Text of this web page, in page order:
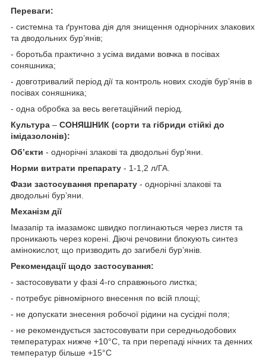
Переваги:
- системна та ґрунтова дія для знищення однорічних злакових
та дводольних бур’янів;
- боротьба практично з усіма видами вовчка в посівах
соняшника;
- довготривалий період дії та контроль нових сходів бур’янів в
посівах соняшника;
- одна обробка за весь вегетаційний період.
Культура – СОНЯШНИК (сорти та гібриди стійкі до
імідазолонів):
Об’єкти - однорічні злакові та дводольні бур’яни.
Норми витрати препарату - 1-1,2 л/ГА.
Фази застосування препарату - однорічні злакові та
дводольні бур’яни.
Механізм дії
Імазапір та імазамокс швидко поглинаються через листя та
проникають через корені. Діючі речовини блокують синтез
амінокислот, що призводить до загибелі бур’янів.
Рекомендації щодо застосування:
- застосовувати у фазі 4-го справжнього листка;
- потребує рівномірного внесення по всій площі;
- не допускати знесення робочої рідини на сусідні поля;
- не рекомендується застосовувати при середньодобових
температурах нижче +10°С, та при перепаді нічних та денних
температур більше +15°С